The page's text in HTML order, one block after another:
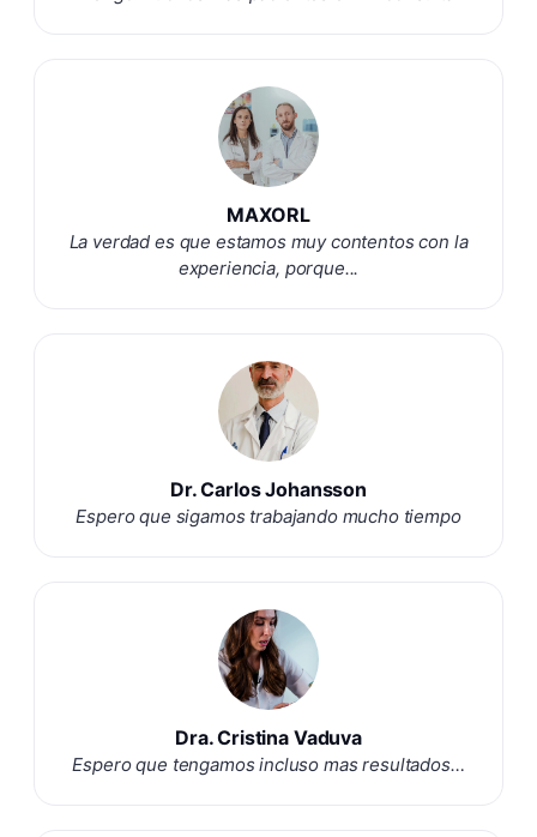
MAXORL
La verdad es que estamos muy contentos con la
experiencia, porque...
Dr. Carlos Johansson
Espero que sigamos trabajando mucho tiempo
Dra. Cristina Vaduva
Espero que tengamos incluso mas resultados…